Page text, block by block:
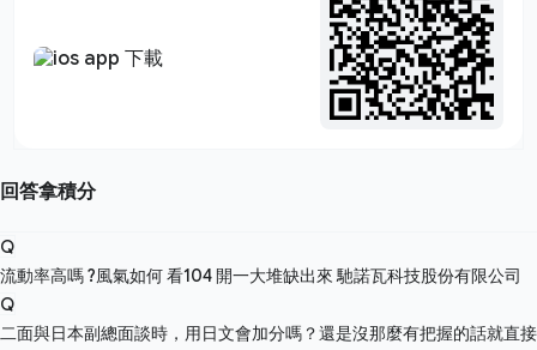
回答拿積分
Q
流動率高嗎 ?風氣如何 看104 開一大堆缺出來 馳諾瓦科技股份有限公司
Q
二面與日本副總面談時，用日文會加分嗎？還是沒那麼有把握的話就直接